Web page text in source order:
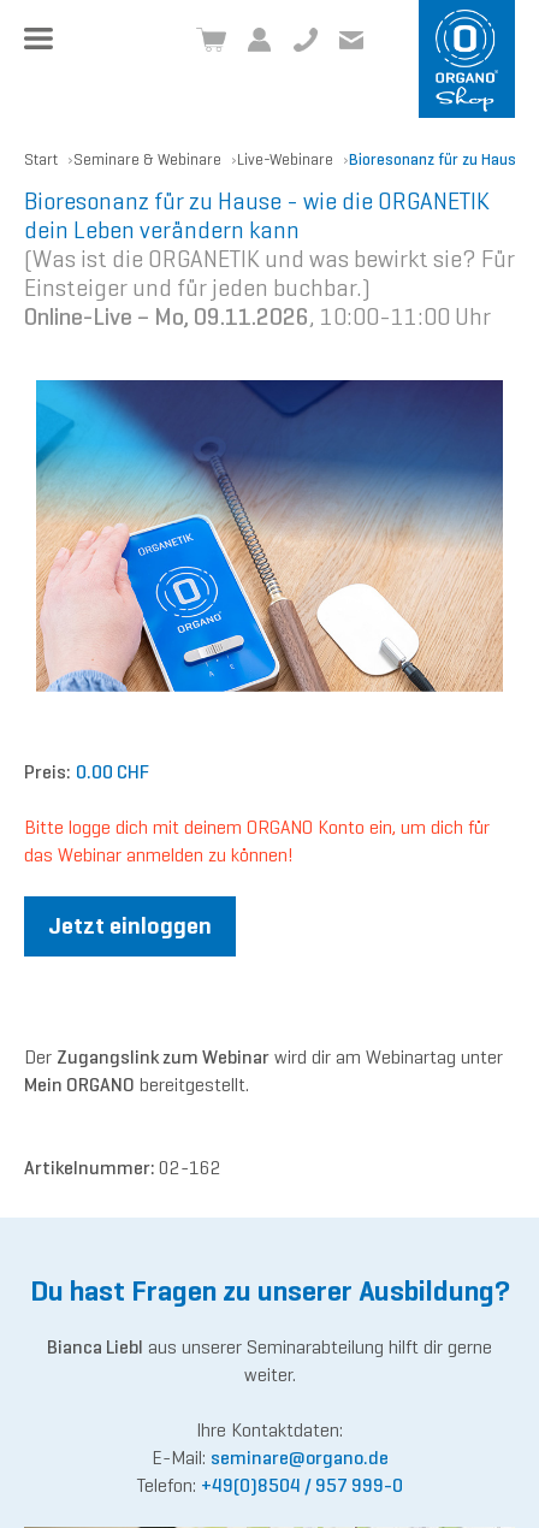
+49 8504 957999-0
ano.ch
Start Seminare & Webinare Live-Webinare Bioresonanz für zu Hause -
Bioresonanz für zu Hause - wie die ORGANETIK
dein Leben verändern kann
(Was ist die ORGANETIK und was bewirkt sie? Für
Einsteiger und für jeden buchbar.)
Online-Live – Mo, 09.11.2026, 10:00-11:00 Uhr
Preis: 0.00 CHF
Bitte logge dich mit deinem ORGANO Konto ein, um dich für
das Webinar anmelden zu können!
Jetzt einloggen
Der Zugangslink zum Webinar wird dir am Webinartag unter
Mein ORGANO bereitgestellt.
Artikelnummer: 02-162
Du hast Fragen zu unserer Ausbildung?
Bianca Liebl aus unserer Seminarabteilung hilft dir gerne
weiter.
Ihre Kontaktdaten:
E-Mail: seminare@organo.de
Telefon: +49(0)8504 / 957 999-0